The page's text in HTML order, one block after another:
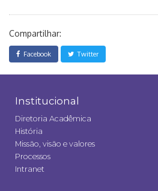
Compartilhar:
Facebook Twitter
Institucional
Diretoria Acadêmica
História
Missão, visão e valores
Processos
Intranet